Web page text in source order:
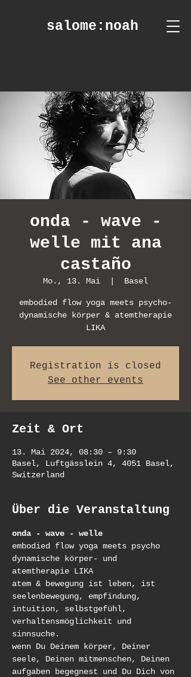
salome :noah
onda - wave -
welle mit ana
castaño
Mo., 13. Mai Basel
embodied flow yoga meets psycho-
dynamische körper & atemtherapie
LIKA
Registration is closed
See other events
Zeit & Ort
13. Mai 2024, 08:30 – 9:30
Basel, Luftgässlein 4, 4051 Basel,
Switzerland
Über die Veranstaltung
onda - wave - welle
embodied flow yoga meets psycho
dynamische körper- und
atemtherapie LIKA
atem & bewegung ist leben, ist
seelenbewegung, empfindung,
intuition, selbstgefühl,
verhaltensmöglichkeit und
sinnsuche.
wenn Du Deinem körper, Deiner
seele, Deinen mitmenschen, Deinen
aufgaben begegnest und Du Dich von